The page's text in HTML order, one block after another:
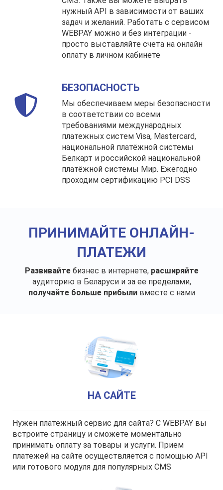
нужный API в зависимости от ваших
задач и желаний. Работать с сервисом
WEBPAY можно и без интеграции -
просто выставляйте счета на онлайн
оплату в личном кабинете
БЕЗОПАСНОСТЬ
Мы обеспечиваем меры безопасности
в соответствии со всеми
требованиями международных
платежных систем Visa, Mastercard,
национальной платёжной системы
Белкарт и российской национальной
платёжной системы Мир. Ежегодно
проходим сертификацию PCI DSS
ПРИНИМАЙТЕ ОНЛАЙН-
ПЛАТЕЖИ
Развивайте бизнес в интернете, расширяйте
аудиторию в Беларуси и за ее пределами,
получайте больше прибыливместе с нами
НА САЙТЕ
Нужен платежный сервис для сайта? C WEBPAY вы
встроите страницу и сможете моментально
принимать оплату за товары и услуги. Прием
платежей на сайте осуществляется с помощью API
или готового модуля для популярных CMS